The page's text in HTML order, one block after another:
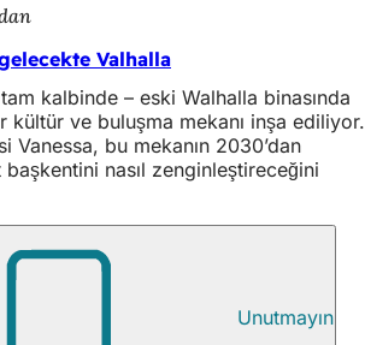
Valhalla
kalbinde – eski Walhalla binasında
kültür ve buluşma mekanı inşa ediliyor.
Vanessa, bu mekanın 2030’dan
nasıl zenginleştireceğini
Unutmayın